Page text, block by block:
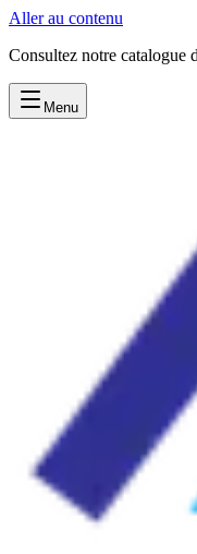
Aller au contenu
Consultez notre catalogue
Menu